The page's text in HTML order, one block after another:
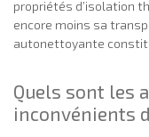
propriétés d’isolation
encore moins sa
autonettoyante
Quels sont les
inconvénients